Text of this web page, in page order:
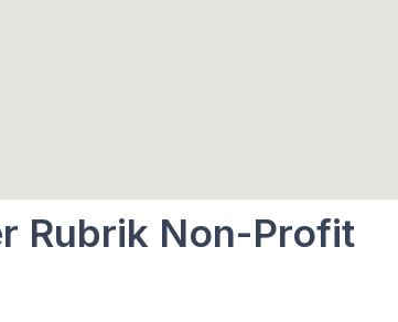
Rubrik Non-Profit